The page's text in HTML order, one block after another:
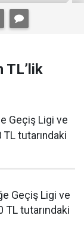
TL’lik
Geçiş Ligi ve
tutarındaki
Geçiş Ligi ve
TL tutarındaki